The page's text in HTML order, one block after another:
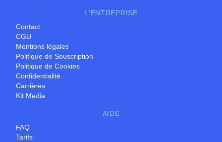
L'ENTREPRISE
Contact
CGU
Mentions légales
Politique de Souscription
Politique de Cookies
Confidentialité
Carrières
Kit Media
AIDE
FAQ
Tarifs